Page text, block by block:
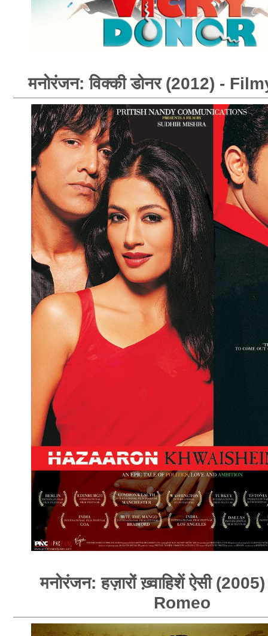
मनोरंजन: विक्की डोनर (2012) -
मनोरंजन: हज़ारों ख़्वाहिशें ऐसी
Romeo